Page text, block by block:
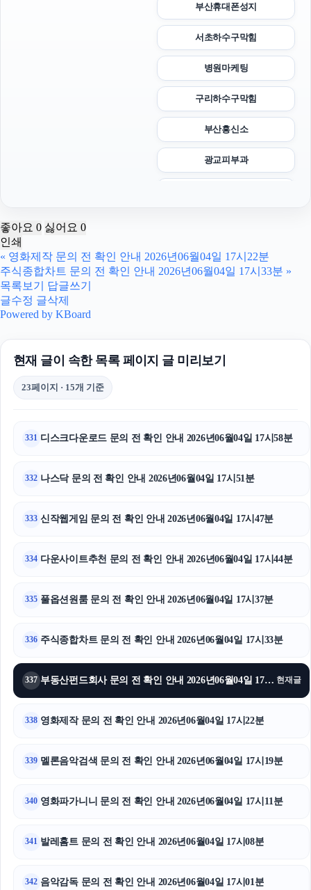
부산휴대폰성지
서초하수구막힘
병원마케팅
구리하수구막힘
부산흥신소
광교피부과
트립닷컴할인코드
이혼전문변호사
용인하수구막힘
김해이혼전문변호사
좋아요 0 싫어요 0
인쇄
« 영화제작 문의 전 확인 안내 2026년06월04일 17시22분
주식종합차트 문의 전 확인 안내 2026년06월04일 17시33분 »
목록보기
답글쓰기
글수정 글삭제
Powered by KBoard
현재 글이 속한 목록 페이지 글 미리보기
23페이지 · 15개 기준
331 디스크다운로드 문의 전 확인 안내 2026년06월04일 17시58분
332 나스닥 문의 전 확인 안내 2026년06월04일 17시51분
333 신작웹게임 문의 전 확인 안내 2026년06월04일 17시47분
334 다운사이트추천 문의 전 확인 안내 2026년06월04일 17시44분
335 풀옵션원룸 문의 전 확인 안내 2026년06월04일 17시37분
336 주식종합차트 문의 전 확인 안내 2026년06월04일 17시33분
337 부동산펀드회사 문의 전 확인 안내 2026년06월04일 17시26분 현재글
338 영화제작 문의 전 확인 안내 2026년06월04일 17시22분
339 멜론음악검색 문의 전 확인 안내 2026년06월04일 17시19분
340 영화파가니니 문의 전 확인 안내 2026년06월04일 17시11분
341 발레홈트 문의 전 확인 안내 2026년06월04일 17시08분
342 음악감독 문의 전 확인 안내 2026년06월04일 17시01분